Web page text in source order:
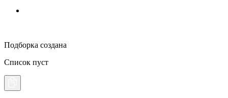
Подборка создана
Список пуст